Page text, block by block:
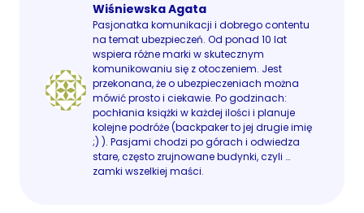
Wiśniewska Agata
Pasjonatka komunikacji i dobrego contentu
na temat ubezpieczeń. Od ponad 10 lat
wspiera różne marki w skutecznym
komunikowaniu się z otoczeniem. Jest
przekonana, że o ubezpieczeniach można
mówić prosto i ciekawie. Po godzinach:
pochłania książki w każdej ilości i planuje
kolejne podróże (backpaker to jej drugie imię
;) ). Pasjami chodzi po górach i odwiedza
stare, często zrujnowane budynki, czyli …
zamki wszelkiej maści.